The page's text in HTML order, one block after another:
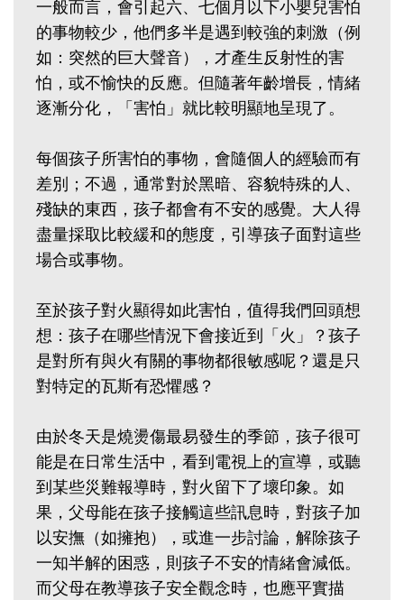
一般而言，會引起六、七個月以下小嬰兒害怕
的事物較少，他們多半是遇到較強的刺激（例
如：突然的巨大聲音），才產生反射性的害
怕，或不愉快的反應。但隨著年齡增長，情緒
逐漸分化，「害怕」就比較明顯地呈現了。
每個孩子所害怕的事物，會隨個人的經驗而有
差別；不過，通常對於黑暗、容貌特殊的人、
殘缺的東西，孩子都會有不安的感覺。大人得
盡量採取比較緩和的態度，引導孩子面對這些
場合或事物。
至於孩子對火顯得如此害怕，值得我們回頭想
想：孩子在哪些情況下會接近到「火」？孩子
是對所有與火有關的事物都很敏感呢？還是只
對特定的瓦斯有恐懼感？
由於冬天是燒燙傷最易發生的季節，孩子很可
能是在日常生活中，看到電視上的宣導，或聽
到某些災難報導時，對火留下了壞印象。如
果，父母能在孩子接觸這些訊息時，對孩子加
以安撫（如擁抱），或進一步討論，解除孩子
一知半解的困惑，則孩子不安的情緒會減低。
而父母在教導孩子安全觀念時，也應平實描